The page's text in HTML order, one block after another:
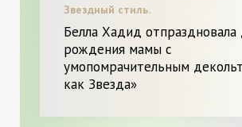
Звездный стиль.
Белла Хадид отпраздновала
рождения мамы с
умопомрачительным
как Звезда»